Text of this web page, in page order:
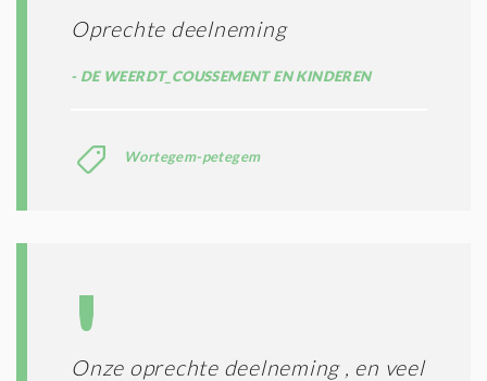
Oprechte deelneming
DE WEERDT_COUSSEMENT EN KINDEREN
Wortegem-petegem
Onze oprechte deelneming , en veel